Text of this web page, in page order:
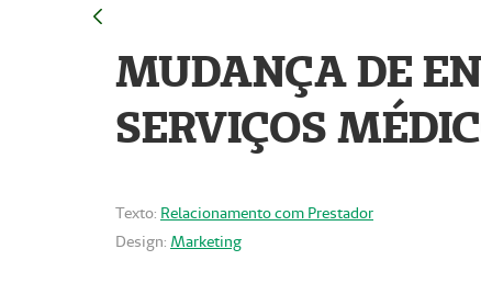
MUDANÇA DE
SERVIÇOS
Texto: Relacionamento com Prestador
Design: Marketing